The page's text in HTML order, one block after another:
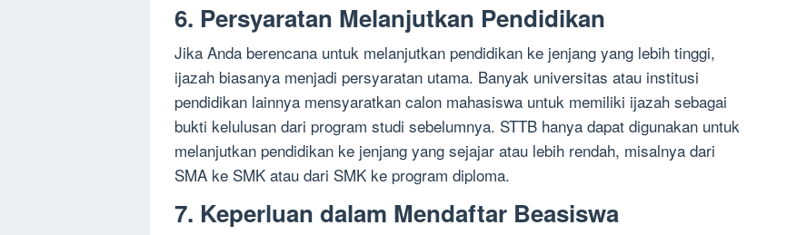
6. Persyaratan Melanjutkan Pendidikan
Jika Anda berencana untuk melanjutkan pendidikan ke jenjang yang lebih tinggi,
ijazah biasanya menjadi persyaratan utama. Banyak universitas atau institusi
pendidikan lainnya mensyaratkan calon mahasiswa untuk memiliki ijazah sebagai
bukti kelulusan dari program studi sebelumnya. STTB hanya dapat digunakan untuk
melanjutkan pendidikan ke jenjang yang sejajar atau lebih rendah, misalnya dari
SMA ke SMK atau dari SMK ke program diploma.
7. Keperluan dalam Mendaftar Beasiswa